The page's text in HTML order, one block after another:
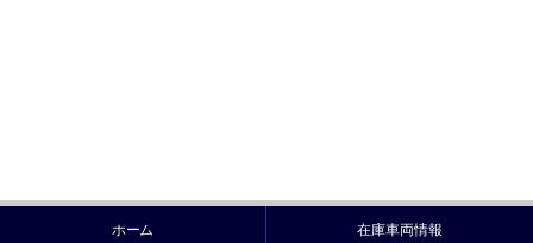
ホーム 在庫車両情報